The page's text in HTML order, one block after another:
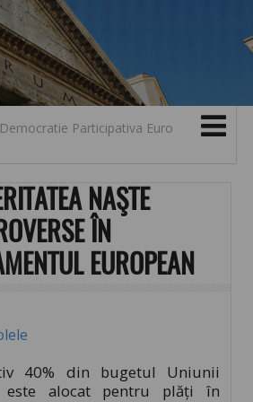
Contact
Participativa Euro
NAŞTE
ÎN
EUROPEAN
40% din bugetul Uniunii
este alocat pentru plăţi în